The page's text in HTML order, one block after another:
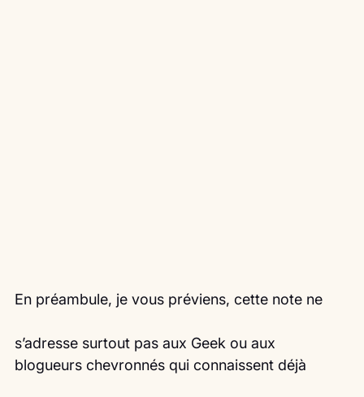
En préambule, je vous préviens, cette note ne
s’adresse surtout pas aux Geek ou aux
blogueurs chevronnés qui connaissent déjà